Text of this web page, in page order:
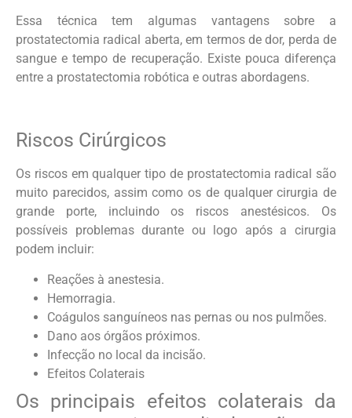
Essa técnica tem algumas vantagens sobre a
prostatectomia radical aberta, em termos de dor, perda de
sangue e tempo de recuperação. Existe pouca diferença
entre a prostatectomia robótica e outras abordagens.
Riscos Cirúrgicos
Os riscos em qualquer tipo de prostatectomia radical são
muito parecidos, assim como os de qualquer cirurgia de
grande porte, incluindo os riscos anestésicos. Os
possíveis problemas durante ou logo após a cirurgia
podem incluir:
Reações à anestesia.
Hemorragia.
Coágulos sanguíneos nas pernas ou nos pulmões.
Dano aos órgãos próximos.
Infecção no local da incisão.
Efeitos Colaterais
Os principais efeitos colaterais da